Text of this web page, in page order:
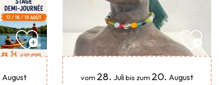
August vom 28. Julibis zum 20. August